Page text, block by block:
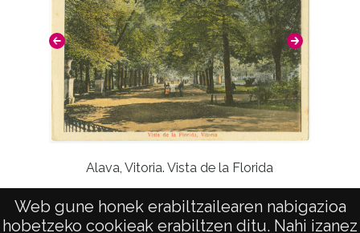
Web gune honek erabiltzailearen nabigazioa
hobetzeko cookieak erabiltzen ditu. Nahi izanez
Alava, Vitoria. Vista de la Florida